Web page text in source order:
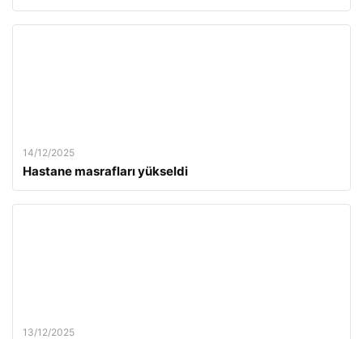
14/12/2025
Hastane masrafları yükseldi
13/12/2025